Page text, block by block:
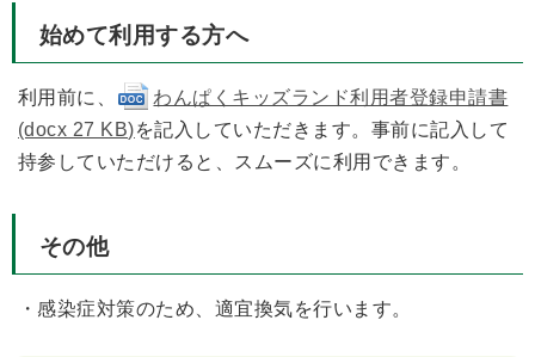
始めて利用する方へ
利用前に、
わんぱくキッズランド利用者登録申請書
(docx 27 KB)を記入していただきます。事前に記入して
持参していただけると、スムーズに利用できます。
その他
・感染症対策のため、適宜換気を行います。